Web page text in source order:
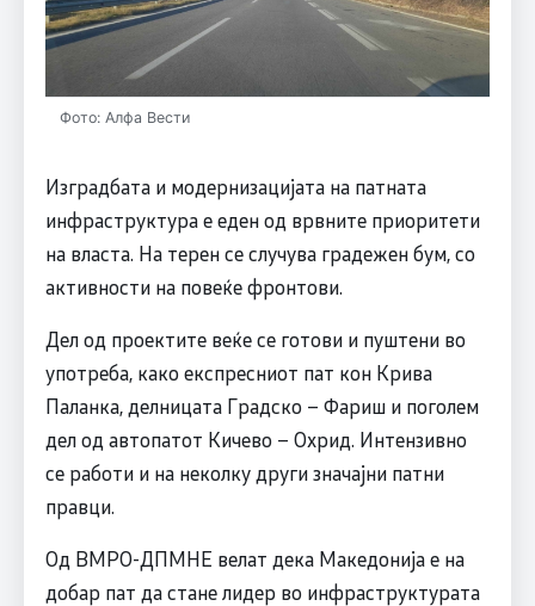
Фото: Алфа Вести
Изградбата и модернизацијата на патната
инфраструктура е еден од врвните приоритети
на власта. На терен се случува градежен бум, со
активности на повеќе фронтови.
Дел од проектите веќе се готови и пуштени во
употреба, како експресниот пат кон Крива
Паланка, делницата Градско – Фариш и поголем
дел од автопатот Кичево – Охрид. Интензивно
се работи и на неколку други значајни патни
правци.
Од ВМРО-ДПМНЕ велат дека Македонија е на
добар пат да стане лидер во инфраструктурата